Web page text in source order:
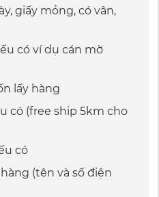
giấy mỏng, có vân,
có ví dụ cán mờ
lấy hàng
có (free ship 5km cho
có
(tên và số điện